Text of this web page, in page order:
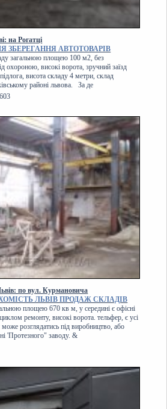
на Рогатці
ЗБЕРЕГАННЯ АВТОТОВАРІВ
загальною площею 100 м2, без
охороною, високі ворота, зручний заїзд
висота складу 4 метри, склад
районі львова. За де
по вул. Курмановича
ЛЬВІВ ПРОДАЖ СКЛАДІВ
площею 670 кв м, у середині є офісні
ремонту, високі ворота. тельфер, є усі
розглядатись під виробництво, або
'Протезного" заводу. &